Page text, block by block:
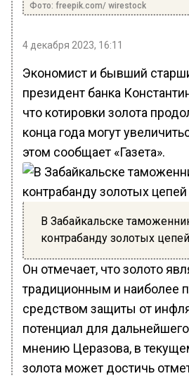
Фото: freepik.com/ wirestock
4 декабря 2023, 16:11
Экономист и бывший
президент банка
что котировки золота
конца года могут
этом сообщает «Газета».
В Забайкальске
контрабанду золотых
Он отмечает, что золото
традиционным и наиболее
средством защиты от
потенциал для
мнению Церазова, в
золота может достичь